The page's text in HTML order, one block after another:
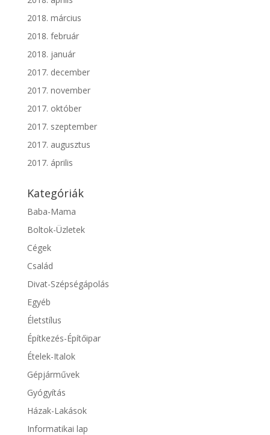
2018. március
2018. február
2018. január
2017. december
2017. november
2017. október
2017. szeptember
2017. augusztus
2017. április
Kategóriák
Baba-Mama
Boltok-Üzletek
Cégek
Család
Divat-Szépségápolás
Egyéb
Életstílus
Építkezés-Építőipar
Ételek-Italok
Gépjárművek
Gyógyítás
Házak-Lakások
Informatikai lap